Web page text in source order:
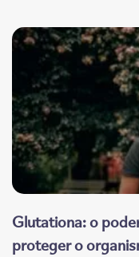
Glutationa: o
proteger o